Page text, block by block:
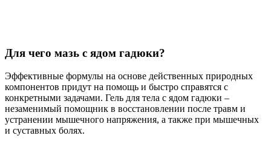
Для чего мазь с ядом гадюки?
Эффективные формулы на основе действенных природных
компонентов придут на помощь и быстро справятся с
конкретными задачами. Гель для тела с ядом гадюки –
незаменимый помощник в восстановлении после травм и
устранении мышечного напряжения, а также при мышечных
и суставных болях.